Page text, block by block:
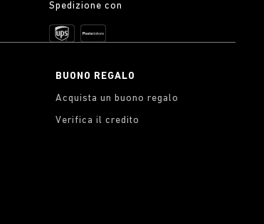
Spedizione con
BUONO REGALO
Acquista un buono regalo
Verifica il credito